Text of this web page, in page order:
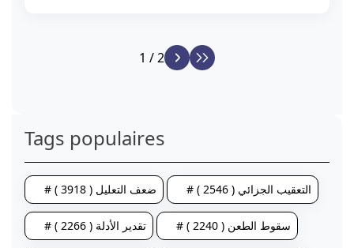
1 / 2
Tags populaires
# ضعف التعليل ( 3918 ) # التعقيب الجزائي ( 2546 )
# تقدير الأدلة ( 2266 ) # سقوط الطعن ( 2240 )